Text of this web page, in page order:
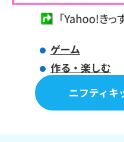
ゲーム
作る・楽しむ
ニフティキ